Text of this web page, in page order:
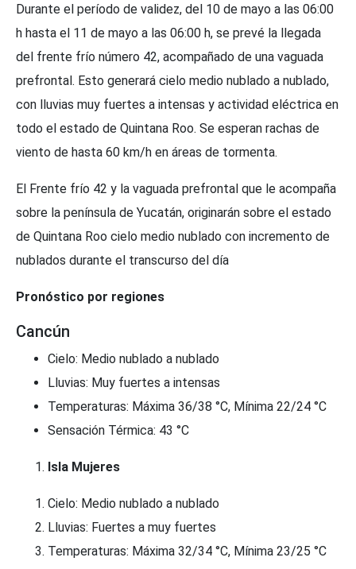
Durante el período de validez, del 10 de mayo a las 06:00
h hasta el 11 de mayo a las 06:00 h, se prevé la llegada
del frente frío número 42, acompañado de una vaguada
prefrontal. Esto generará cielo medio nublado a nublado,
con lluvias muy fuertes a intensas y actividad eléctrica en
todo el estado de Quintana Roo. Se esperan rachas de
viento de hasta 60 km/h en áreas de tormenta.
El Frente frío 42 y la vaguada prefrontal que le acompaña
sobre la península de Yucatán, originarán sobre el estado
de Quintana Roo cielo medio nublado con incremento de
nublados durante el transcurso del día
Pronóstico por regiones
Cancún
Cielo: Medio nublado a nublado
Lluvias: Muy fuertes a intensas
Temperaturas: Máxima 36/38 °C, Mínima 22/24 °C
Sensación Térmica: 43 °C
Isla Mujeres
Cielo: Medio nublado a nublado
Lluvias: Fuertes a muy fuertes
Temperaturas: Máxima 32/34 °C, Mínima 23/25 °C